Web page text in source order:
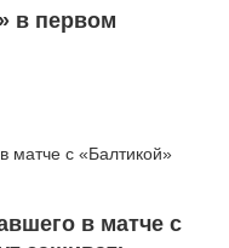
в первом
в матче с